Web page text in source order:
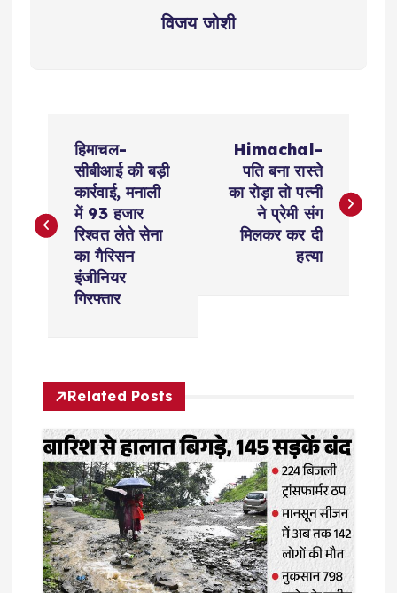
विजय जोशी
s
v
g
a
t
हिमाचल-
सीबीआई की बड़ी
कार्रवाई, मनाली
में 93 हजार
रिश्वत लेते सेना
का गैरिसन
इंजीनियर
गिरफ्तार
Himachal-
पति बना रास्ते
का रोड़ा तो पत्नी
ने प्रेमी संग
मिलकर कर दी
हत्या
Related Posts